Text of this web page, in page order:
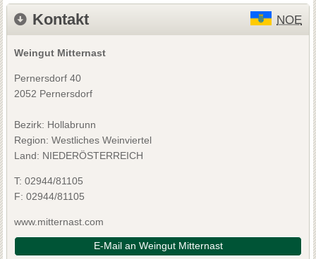
Kontakt NOE
Weingut Mitternast
Pernersdorf 40
2052 Pernersdorf
Bezirk: Hollabrunn
Region: Westliches Weinviertel
Land: NIEDERÖSTERREICH
T: 02944/81105
F: 02944/81105
www.mitternast.com
E-Mail an Weingut Mitternast